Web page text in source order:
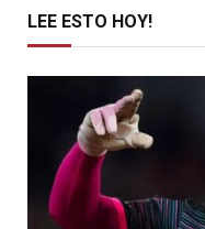
LEE ESTO HOY!